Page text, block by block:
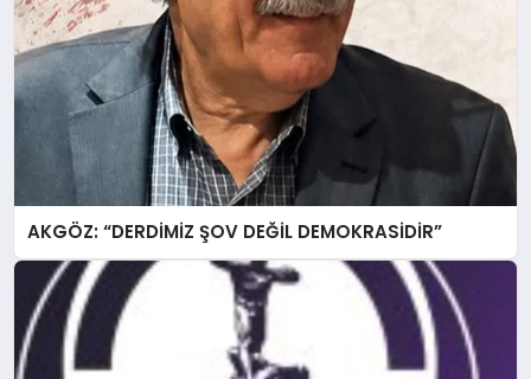
AKGÖZ: “DERDİMİZ ŞOV DEĞİL DEMOKRASİDİR”